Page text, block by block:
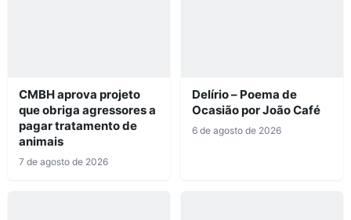
CMBH aprova projeto
que obriga agressores a
pagar tratamento de
animais
7 de agosto de 2026
Delírio – Poema de
Ocasião por João Café
6 de agosto de 2026